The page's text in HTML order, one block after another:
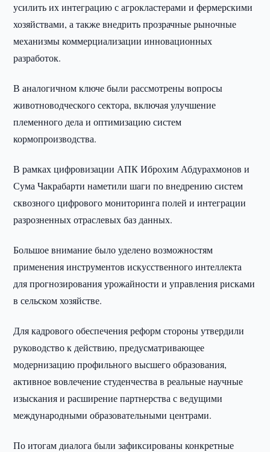
усилить их интеграцию с агрокластерами и фермерскими
хозяйствами, а также внедрить прозрачные рыночные
механизмы коммерциализации инновационных
разработок.
В аналогичном ключе были рассмотрены вопросы
животноводческого сектора, включая улучшение
племенного дела и оптимизацию систем
кормопроизводства.
В рамках цифровизации АПК Иброхим Абдурахмонов и
Сума Чакрабарти наметили шаги по внедрению систем
сквозного цифрового мониторинга полей и интеграции
разрозненных отраслевых баз данных.
Большое внимание было уделено возможностям
применения инструментов искусственного интеллекта
для прогнозирования урожайности и управления рисками
в сельском хозяйстве.
Для кадрового обеспечения реформ стороны утвердили
руководство к действию, предусматривающее
модернизацию профильного высшего образования,
активное вовлечение студенчества в реальные научные
изыскания и расширение партнерства с ведущими
международными образовательными центрами.
По итогам диалога были зафиксированы конкретные